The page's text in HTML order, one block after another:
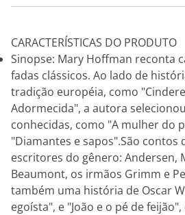
CARACTERÍSTICAS DO PRODUTO
Sinopse: Mary Hoffman reconta
fadas clássicos. Ao lado de
tradição européia, como
Adormecida", a autora
conhecidas, como "A mulher do
"Diamantes e sapos".São contos
escritores do gênero: Andersen,
Beaumont, os irmãos Grimm e
também uma história de Oscar
egoísta", e "João e o pé de